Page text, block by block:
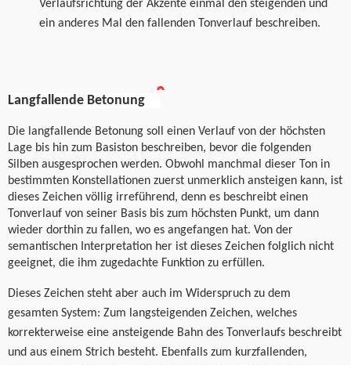
Verlaufsrichtung der Akzente einmal den steigenden und
ein anderes Mal den fallenden Tonverlauf beschreiben.
Langfallende Betonung
Die langfallende Betonung soll einen Verlauf von der höchsten
Lage bis hin zum Basiston beschreiben, bevor die folgenden
Silben ausgesprochen werden. Obwohl manchmal dieser Ton in
bestimmten Konstellationen zuerst unmerklich ansteigen kann, ist
dieses Zeichen völlig irreführend, denn es beschreibt einen
Tonverlauf von seiner Basis bis zum höchsten Punkt, um dann
wieder dorthin zu fallen, wo es angefangen hat. Von der
semantischen Interpretation her ist dieses Zeichen folglich nicht
geeignet, die ihm zugedachte Funktion zu erfüllen.
Dieses Zeichen steht aber auch im Widerspruch zu dem
gesamten System: Zum langsteigenden Zeichen, welches
korrekterweise eine ansteigende Bahn des Tonverlaufs beschreibt
und aus einem Strich besteht. Ebenfalls zum kurzfallenden,